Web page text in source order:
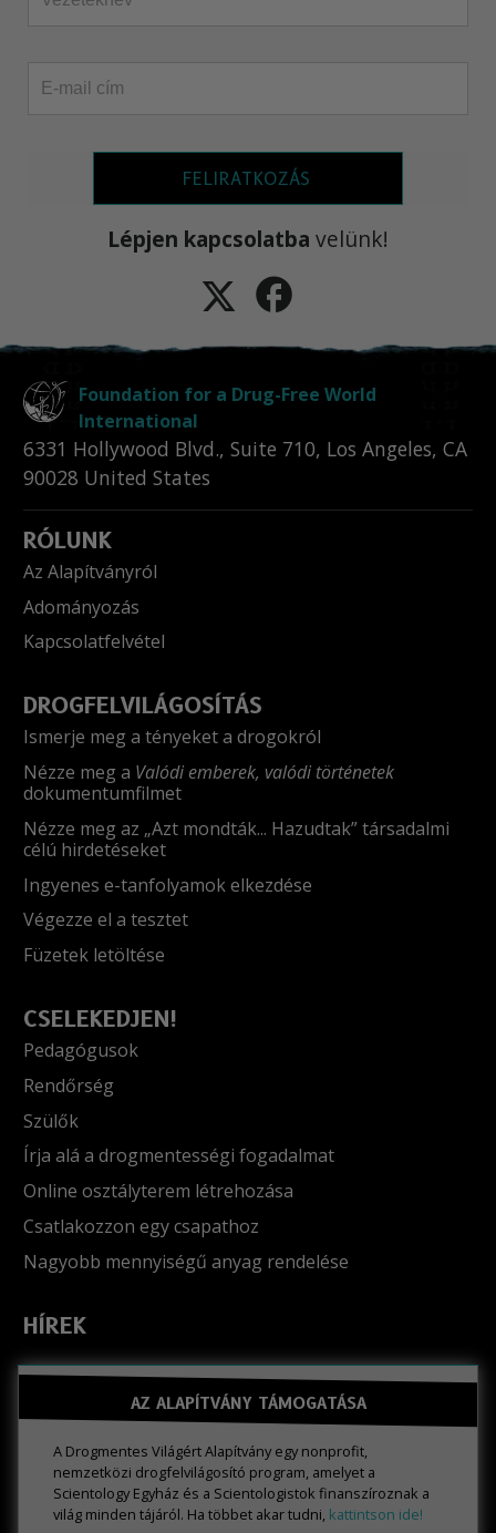
FELIRATKOZÁS
Lépjen kapcsolatba velünk!
Foundation for a Drug-Free World
International
6331 Hollywood Blvd., Suite 710, Los Angeles, CA
90028 United States
RÓLUNK
Az Alapítványról
Adományozás
Kapcsolatfelvétel
DROGFELVILÁGOSÍTÁS
Ismerje meg a tényeket a drogokról
Nézze meg a Valódi emberek, valódi történetek
dokumentumfilmet
Nézze meg az „Azt mondták... Hazudtak” társadalmi
célú hirdetéseket
Ingyenes e-tanfolyamok elkezdése
Végezze el a tesztet
Füzetek letöltése
CSELEKEDJEN!
Pedagógusok
Rendőrség
Szülők
Írja alá a drogmentességi fogadalmat
Online osztályterem létrehozása
Csatlakozzon egy csapathoz
Nagyobb mennyiségű anyag rendelése
HÍREK
AZ ALAPÍTVÁNY TÁMOGATÁSA
A Drogmentes Világért Alapítvány egy nonprofit,
nemzetközi drogfelvilágosító program, amelyet a
Scientology Egyház és a Scientologistok finanszíroznak a
világ minden tájáról. Ha többet akar tudni, kattintson ide!